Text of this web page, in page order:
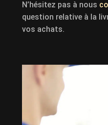
N’hésitez pas à nous
question relative à la
vos achats.